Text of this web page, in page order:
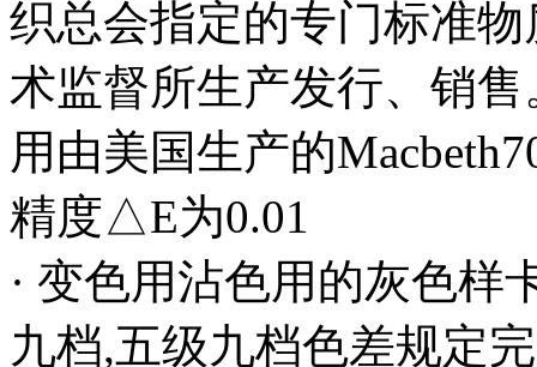
织总会指定的专门标准
术监督所生产发行、销
用由美国生产的
精度△E为0.01
· 变色用沾色用的灰色样
九档,五级九档色差规定